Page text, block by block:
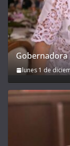
Gobernadora
lunes 1 de